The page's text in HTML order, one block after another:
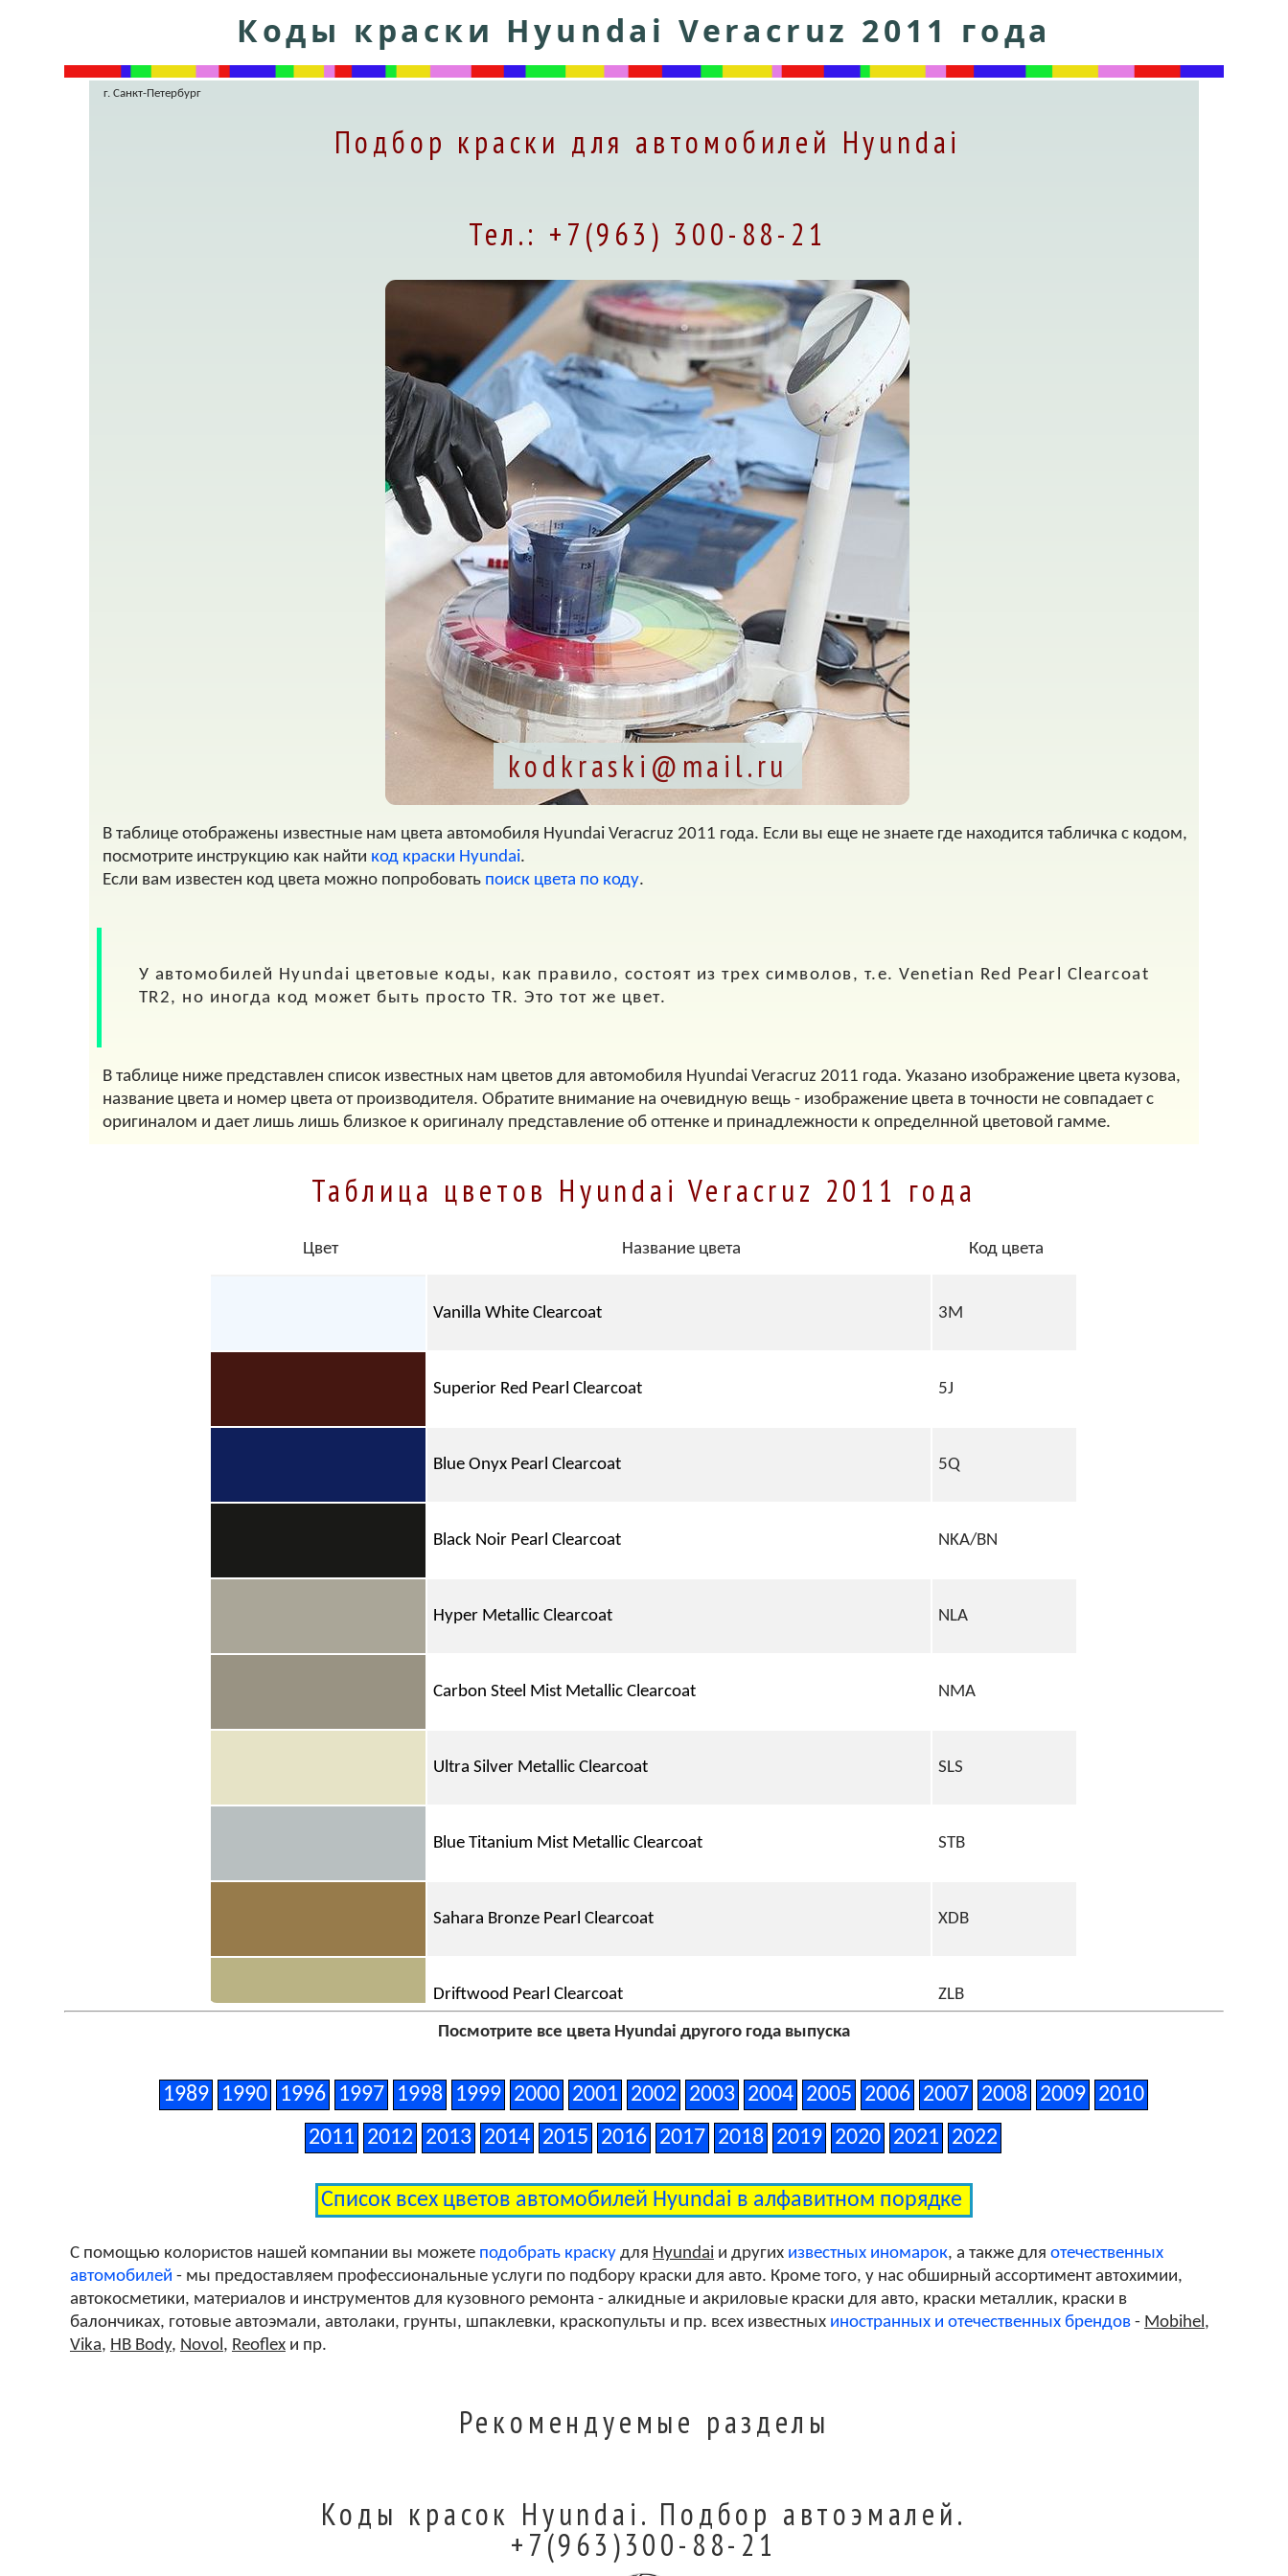
Коды краски Hyundai Veracruz 2011 года
г. Санкт-Петербург
Подбор краски для автомобилей Hyundai
Тел.: +7(963) 300-88-21
kodkraski@mail.ru
В таблице отображены известные нам цвета автомобиля Hyundai Veracruz 2011 года. Если вы еще не знаете где находится табличка с кодом,
посмотрите инструкцию как найти код краски Hyundai.
Если вам известен код цвета можно попробовать поиск цвета по коду.
У автомобилей Hyundai цветовые коды, как правило, состоят из трех символов, т.е. Venetian Red Pearl Clearcoat
TR2, но иногда код может быть простоTR. Это тот же цвет.
В таблице ниже представлен список известных нам цветов для автомобиля Hyundai Veracruz 2011 года. Указано изображение цвета кузова,
название цвета и номер цвета от производителя. Обратите внимание на очевидную вещь - изображение цвета в точности не совпадает с
оригиналом и дает лишь лишь близкое к оригиналу представление об оттенке и принадлежности к определнной цветовой гамме.
Таблица цветов Hyundai Veracruz 2011 года
Цвет Название цвета Код цвета
Vanilla White Clearcoat 3M
Superior Red Pearl Clearcoat 5J
Blue Onyx Pearl Clearcoat 5Q
Black Noir Pearl Clearcoat NKA/BN
Hyper Metallic Clearcoat NLA
Carbon Steel Mist Metallic Clearcoat NMA
Ultra Silver Metallic Clearcoat SLS
Blue Titanium Mist Metallic Clearcoat STB
Sahara Bronze Pearl Clearcoat XDB
Driftwood Pearl Clearcoat ZLB
Посмотрите все цвета Hyundai другого года выпуска
1989 1990 1996 1997 1998 1999 2000 2001 2002 2003 2004 2005 2006 2007 2008 2009
2010
2011 2012 2013 2014 2015 2016 2017 2018 2019 2020 2021 2022
Список всех цветов автомобилей Hyundai в алфавитном порядке
С помощью колористов нашей компании вы можете подобрать краскудля Hyundaiи других известных иномарок, а также для отечественных
автомобилей - мы предоставляем профессиональные услуги по подбору краски для авто. Кроме того, у нас обширный ассортимент автохимии,
автокосметики, материалов и инструментов для кузовного ремонта - алкидные и акриловые краски для авто, краски металлик, краски в
балончиках, готовые автоэмали, автолаки, грунты, шпаклевки, краскопульты и пр. всех известных иностранных и отечественных брендов- Mobihel,
Vika, HB Body, Novol, Reoflexи пр.
Рекомендуемые разделы
Коды красок Hyundai. Подбор автоэмалей.
+7(963)300-88-21